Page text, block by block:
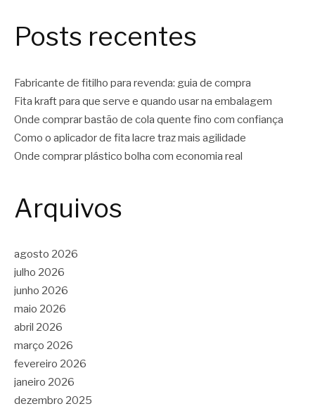
Posts recentes
Fabricante de fitilho para revenda: guia de compra
Fita kraft para que serve e quando usar na embalagem
Onde comprar bastão de cola quente fino com confiança
Como o aplicador de fita lacre traz mais agilidade
Onde comprar plástico bolha com economia real
Arquivos
agosto 2026
julho 2026
junho 2026
maio 2026
abril 2026
março 2026
fevereiro 2026
janeiro 2026
dezembro 2025